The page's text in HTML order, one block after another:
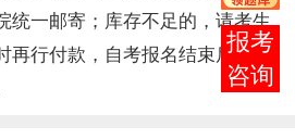
统一邮寄；库存不足的，请考生
再行付款，自考报名结束后由省
在线
客服